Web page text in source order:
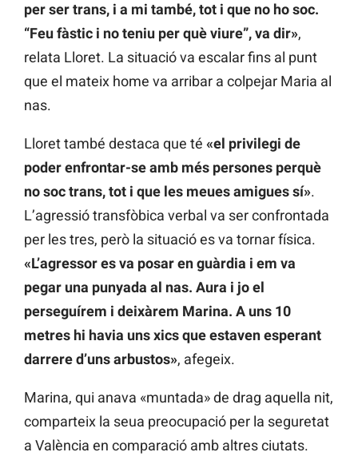
per ser trans, i a mi també, tot i que no ho soc.
“Feu fàstic i no teniu per què viure”, va dir»,
relata Lloret. La situació va escalar fins al punt
que el mateix home va arribar a colpejar Maria al
nas.
Lloret també destaca que té «el privilegi de
poder enfrontar-se amb més persones perquè
no soc trans, tot i que les meues amigues sí».
L’agressió transfòbica verbal va ser confrontada
per les tres, però la situació es va tornar física.
«L’agressor es va posar en guàrdia i em va
pegar una punyada al nas. Aura i jo el
perseguírem i deixàrem Marina. A uns 10
metres hi havia uns xics que estaven esperant
darrere d’uns arbustos», afegeix.
Marina, qui anava «muntada» de drag aquella nit,
comparteix la seua preocupació per la seguretat
a València en comparació amb altres ciutats.